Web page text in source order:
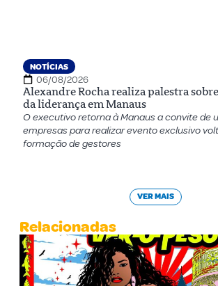
NOTÍCIAS
06/08/2026
Alexandre Rocha realiza palestra
da liderança em Manaus
O executivo retorna à Manaus a convite de
empresas para realizar evento exclusivo
formação de gestores
VER MAIS
Relacionadas